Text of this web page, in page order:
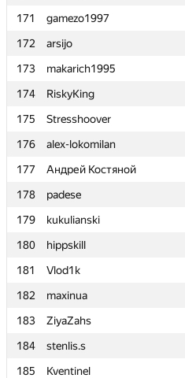
171
gamezo1997
172
arsijo
173
makarich1995
174
RiskyKing
175
Stresshoover
176
alex-lokomilan
177
Андрей Костяной
178
padese
179
kukulianski
180
hippskill
181
Vlod1k
182
maxinua
183
ZiyaZahs
184
stenlis.s
185
Kventinel
171
gamezo1997
172
arsijo
173
makarich1995
174
RiskyKing
175
Stresshoover
176
alex-lokomilan
177
Андрей Костяной
178
padese
179
kukulianski
180
hippskill
181
Vlod1k
182
maxinua
183
ZiyaZahs
184
stenlis.s
185
Kventinel